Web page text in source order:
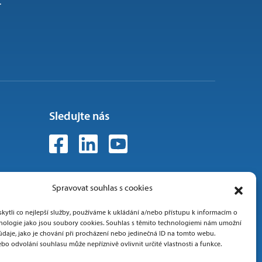
Spravovat souhlas s cookies
co nejlepší služby, používáme k ukládání a/nebo přístupu k informacím o
jako jsou soubory cookies. Souhlas s těmito technologiemi nám umožní
jako je chování při procházení nebo jedinečná ID na tomto webu.
odvolání souhlasu může nepříznivě ovlivnit určité vlastnosti a funkce.
Sledujte nás